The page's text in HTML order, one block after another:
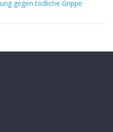
gegen tödliche Grippe